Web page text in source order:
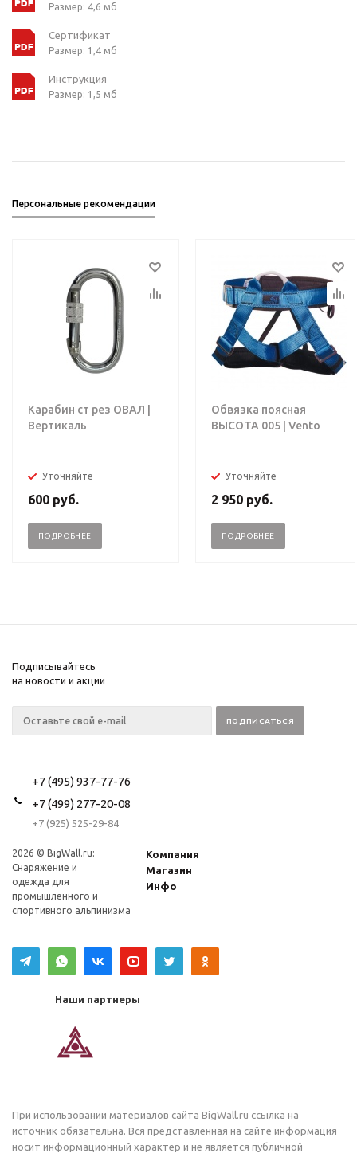
Размер: 4,6 мб
Сертификат
Размер: 1,4 мб
Инструкция
Размер: 1,5 мб
Персональные рекомендации
Карабин ст рез ОВАЛ |
Вертикаль
Уточняйте
600 руб.
ПОДРОБНЕЕ
Обвязка поясная
ВЫСОТА 005 | Vento
Уточняйте
2 950 руб.
ПОДРОБНЕЕ
Подписывайтесь
на новости и акции
+7 (495) 937-77-76
+7 (499) 277-20-08
+7 (925) 525-29-84
2026 © BigWall.ru:
Снаряжение и
одежда для
промышленного и
спортивного альпинизма
Компания
Магазин
Инфо
Наши партнеры
При использовании материалов сайта BigWall.ru ссылка на
источник обязательна. Вся представленная на сайте информация
носит информационный характер и не является публичной